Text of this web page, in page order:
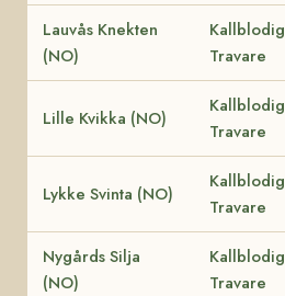
Lauvås Knekten
(NO)
Kallblodig
Travare
Lille Kvikka (NO)
Kallblodig
Travare
Lykke Svinta (NO)
Kallblodig
Travare
Nygårds Silja
(NO)
Kallblodig
Travare